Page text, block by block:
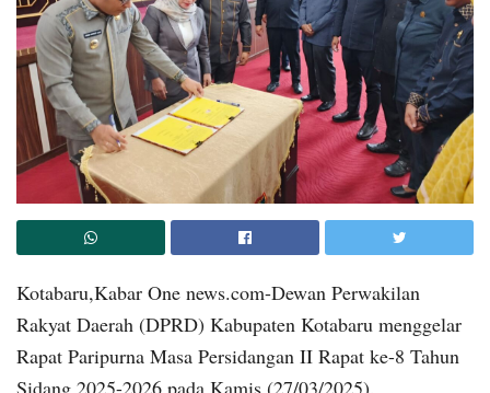
Kotabaru,Kabar One news.com-Dewan Perwakilan
Rakyat Daerah (DPRD) Kabupaten Kotabaru menggelar
Rapat Paripurna Masa Persidangan II Rapat ke-8 Tahun